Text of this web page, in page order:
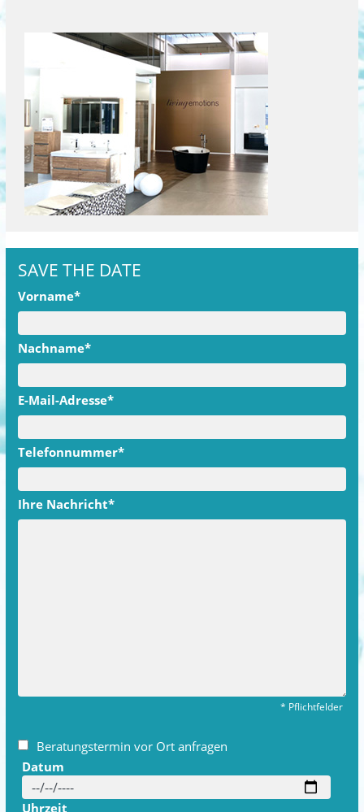
SAVE THE DATE
Vorname*
Nachname*
E-Mail-Adresse*
Telefonnummer*
Ihre Nachricht*
* Pflichtfelder
Beratungstermin vor Ort anfragen
Datum
Uhrzeit